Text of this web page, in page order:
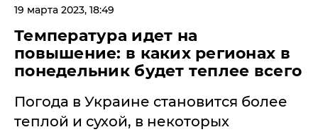
19 марта 2023, 18:49
Температура идет на
повышение: в каких регионах в
понедельник будет теплее всего
Погода в Украине становится более
теплой и сухой, в некоторых